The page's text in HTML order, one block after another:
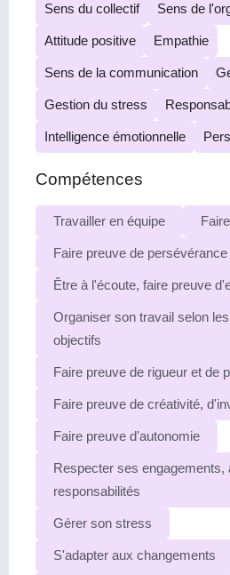
Sens du collectif Sens de
Attitude positive Empathie
Sens de la communication
Gestion du stress
Intelligence émotionnelle
Compétences
Travailler en équipe
Faire preuve de persévérance
Être à l'écoute, faire preuve
Organiser son travail selon
objectifs
Faire preuve de rigueur et de
Faire preuve de créativité,
Faire preuve d'autonomie
Respecter ses engagements,
responsabilités
Gérer son stress
S'adapter aux changements